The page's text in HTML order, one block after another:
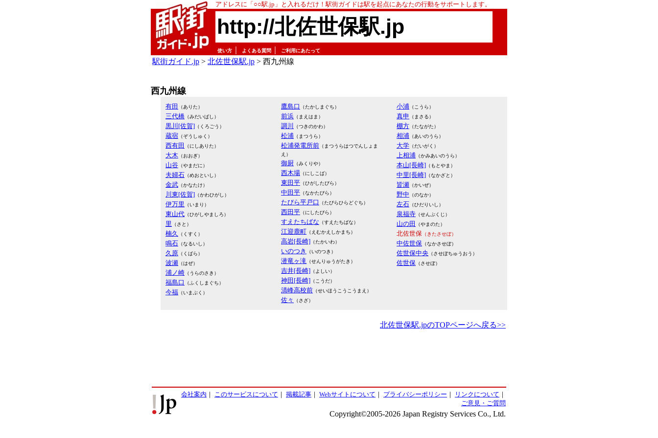
アドレスに「○○駅.jp」と入れるだけ！駅街ガイドは駅を起点にあなたの行動をサポートします。
http://北佐世保駅.jp
使い方 よくある質問 ご利用にあたって
駅街ガイド.jp > 北佐世保駅.jp > 西九州線
西九州線
有田 （ありた）
三代橋 （みだいばし）
黒川[佐賀] （くろごう）
蔵宿 （ぞうしゅく）
西有田 （にしありた）
大木 （おおぎ）
山谷 （やまだに）
夫婦石 （めおといし）
金武 （かなたけ）
川東[佐賀] （かわひがし）
伊万里 （いまり）
東山代 （ひがしやましろ）
里 （さと）
楠久 （くすく）
鳴石 （なるいし）
久原 （くばら）
波瀬 （はぜ）
浦ノ崎 （うらのさき）
福島口 （ふくしまぐち）
今福 （いまぶく）
鷹島口 （たかしまぐち）
前浜 （まえはま）
調川 （つきのかわ）
松浦 （まつうら）
松浦発電所前 （まつうらはつでんしょま
え）
御厨 （みくりや）
西木場 （にしこば）
東田平 （ひがしたびら）
中田平 （なかたびら）
たびら平戸口 （たびらひらどぐち）
西田平 （にしたびら）
すえたちばな （すえたちばな）
江迎鹿町 （えむかえしかまち）
高岩[長崎] （たかいわ）
いのつき （いのつき）
潜竜ヶ滝 （せんりゅうがたき）
吉井[長崎] （よしい）
神田[長崎] （こうだ）
清峰高校前 （せいほうこうこうまえ）
佐々 （さざ）
小浦 （こうら）
真申 （まさる）
棚方 （たながた）
相浦 （あいのうら）
大学 （だいがく）
上相浦 （かみあいのうら）
本山[長崎] （もとやま）
中里[長崎] （なかざと）
皆瀬 （かいぜ）
野中 （のなか）
左石 （ひだりいし）
泉福寺 （せんぷくじ）
山の田 （やまのた）
北佐世保 （きたさせぼ）
中佐世保 （なかさせぼ）
佐世保中央 （させぼちゅうおう）
佐世保 （させぼ）
北佐世保駅.jpのTOPページへ戻る>>
会社案内 ｜ このサービスについて ｜ 掲載記事 ｜ Webサイトについて ｜ プライバシーポリシー ｜ リンクについて ｜
ご意見・ご質問
Copyright©2005-2026 Japan Registry Services Co., Ltd.